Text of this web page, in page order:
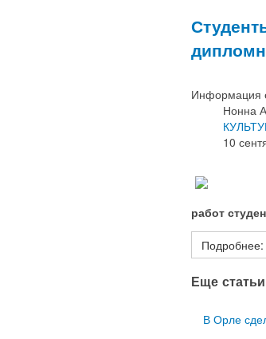
Информация
Нонна
10
работ
Еще
В Орле